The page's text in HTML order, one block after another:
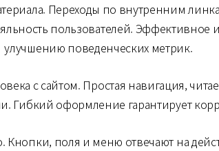
Переходы по внутренним
пользователей. Эффективное
улучшению поведенческих метрик.
с сайтом. Простая навигация,
Гибкий оформление гарантирует
поля и меню отвечают на